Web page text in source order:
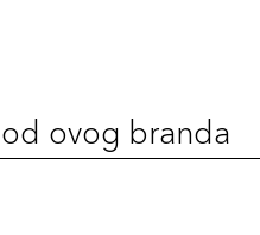
ovog branda